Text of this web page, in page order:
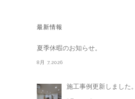
最新情報
夏季休暇のお知らせ。
8月 7,2026
施工事例更新しました。